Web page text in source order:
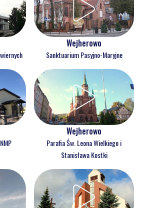
Wejherowo
Sanktuarium Pasyjno-Maryjne
Wejherowo
Parafia Św. Leona Wielkiego i
Stanisława Kostki